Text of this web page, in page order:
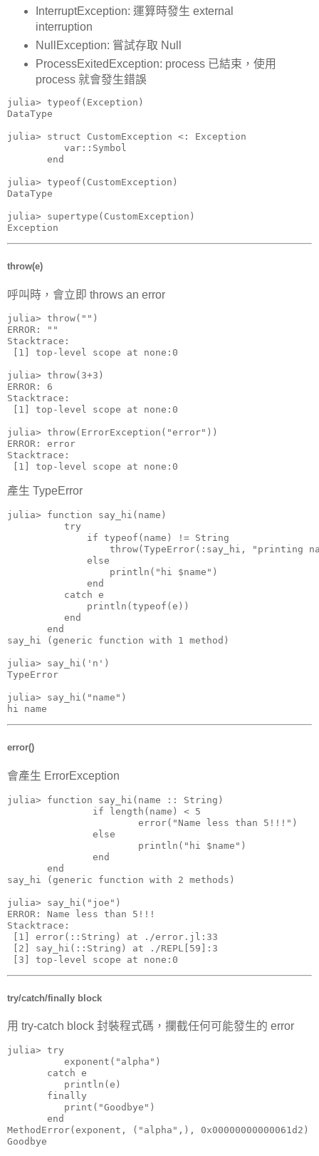
InterruptException: 運算時發生 external
interruption
NullException: 嘗試存取 Null
ProcessExitedException: process 已結束，使用
process 就會發生錯誤
julia> typeof(Exception)
DataType
julia> struct CustomException <: Exception
          var::Symbol
       end
julia> typeof(CustomException)
DataType
julia> supertype(CustomException)
Exception
throw(e)
呼叫時，會立即 throws an error
julia> throw("")
ERROR: ""
Stacktrace:
[1] top-level scope at none:0
julia> throw(3+3)
ERROR: 6
Stacktrace:
[1] top-level scope at none:0
julia> throw(ErrorException("error"))
ERROR: error
Stacktrace:
[1] top-level scope at none:0
產生 TypeError
julia> function say_hi(name)
          try
              if typeof(name) != String
throw(TypeError(:say_hi, "printing
              else
                  println("hi $name")
              end
          catch e
              println(typeof(e))
          end
       end
say_hi (generic function with 1 method)
julia> say_hi('n')
TypeError
julia> say_hi("name")
hi name
error()
會產生 ErrorException
julia> function say_hi(name :: String)
               if length(name) < 5
                       error("Name less than 5!!!")
               else
                       println("hi $name")
               end
       end
say_hi (generic function with 2 methods)
julia> say_hi("joe")
ERROR: Name less than 5!!!
Stacktrace:
[1] error(::String) at ./error.jl:33
[2] say_hi(::String) at ./REPL[59]:3
[3] top-level scope at none:0
try/catch/finally block
用 try-catch block 封裝程式碼，攔截任何可能發生的 error
julia> try
          exponent("alpha")
       catch e
          println(e)
       finally
          print("Goodbye")
       end
MethodError(exponent, ("alpha",), 0x00000000000061d2)
Goodbye